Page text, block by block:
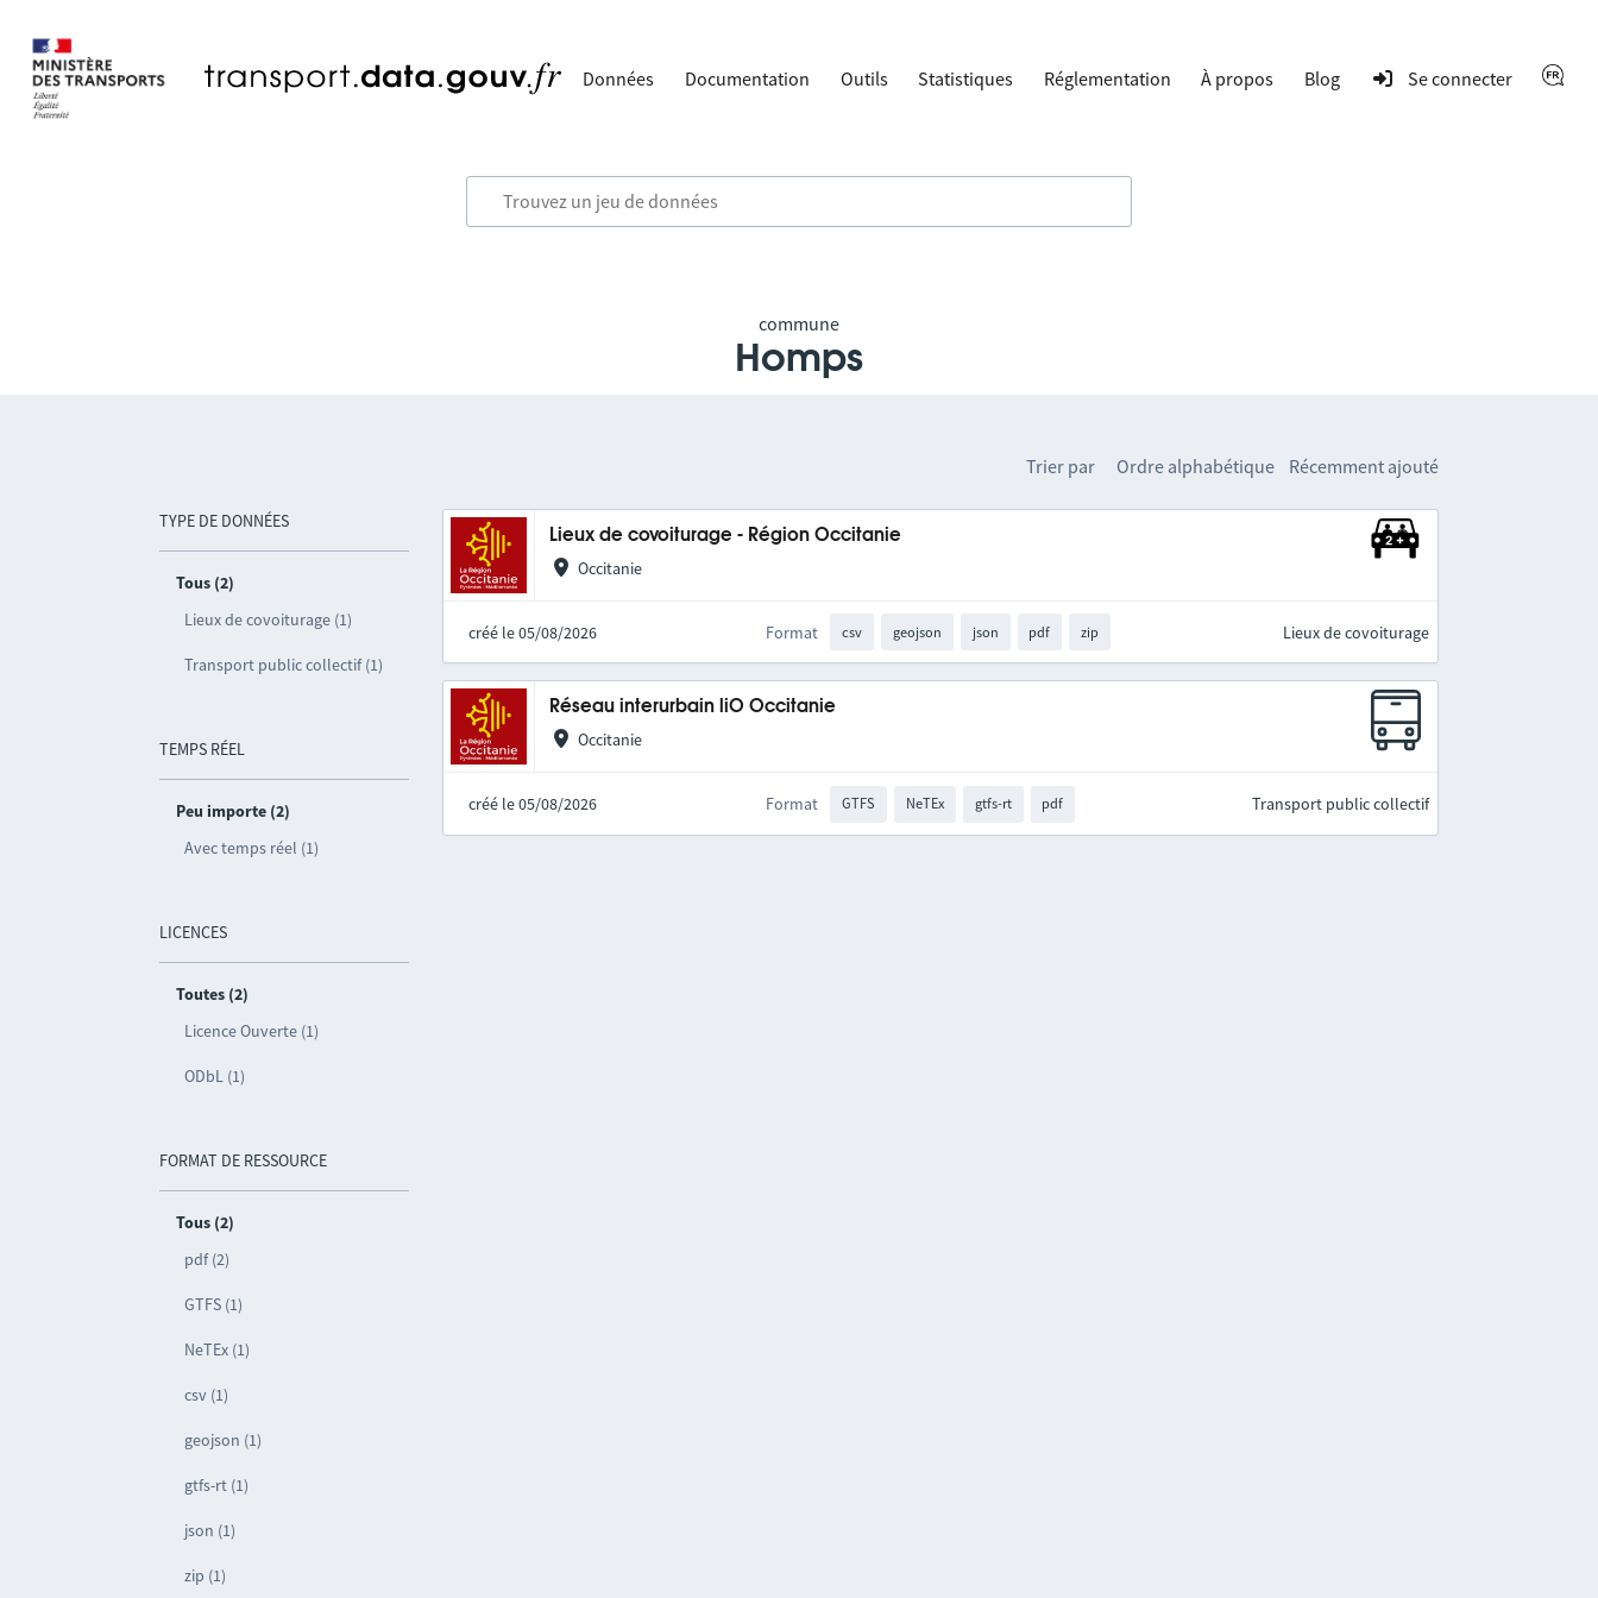
Données Documentation Outils Statistiques Réglementation À propos Blog Se connecter
commune
Homps
TYPE DE DONNÉES
Tous (2)
Lieux de covoiturage (1)
Transport public collectif (1)
TEMPS RÉEL
Peu importe (2)
Avec temps réel (1)
LICENCES
Toutes (2)
Licence Ouverte (1)
ODbL (1)
FORMAT DE RESSOURCE
Tous (2)
pdf (2)
GTFS (1)
NeTEx (1)
csv (1)
geojson (1)
gtfs-rt (1)
json (1)
zip (1)
Trier par Ordre alphabétique Récemment ajouté
Lieux de covoiturage - Région Occitanie
Occitanie
créé le 05/08/2026 Format csv geojson json pdf zip Lieux de covoiturage
Réseau interurbain liO Occitanie
Occitanie
créé le 05/08/2026 Format GTFS NeTEx gtfs-rt pdf Transport public collectif